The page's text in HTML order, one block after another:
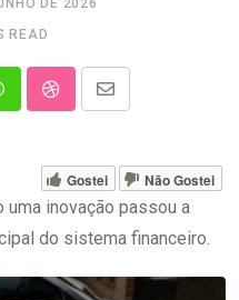
DE 2026
READ
StumbleUpon
Share
Email
Gostei Não Gostei
inovação passou a
do sistema financeiro.